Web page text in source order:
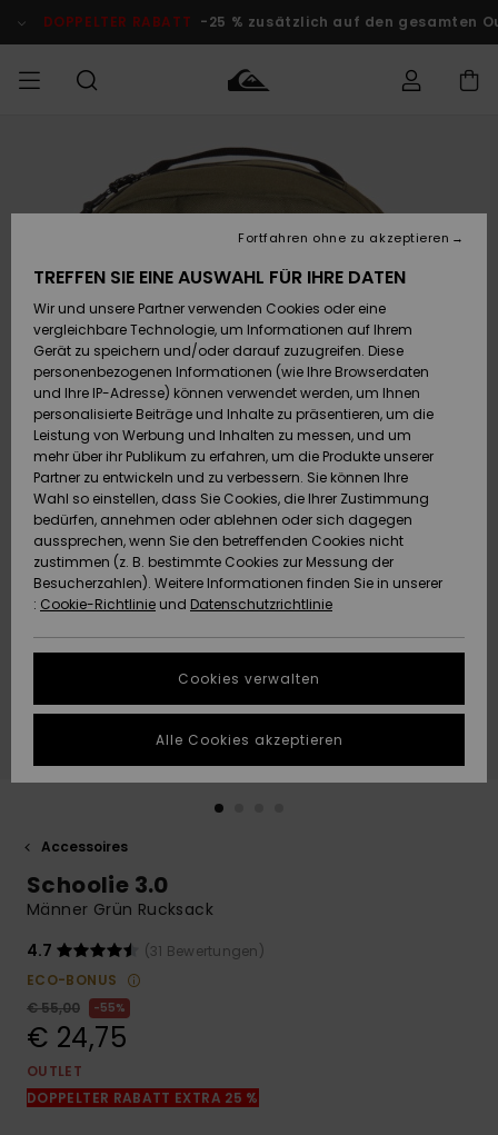
Produktinformation
DOPPELTER RABATT -25 % zusätzlich auf den gesamten
Kleidung
Accessoires
Schuhe&
Flip-Flops
Surf
Snow
Brandneu
Highlights
JUNGEN
Kleidung
Accessoires
Schuhe&
Flip-Flops
Surf
Snow
Brandneu
Highlights
FRAUEN
Shop
Brandneu
Highlights
Snow
SURF
Surf Shop
Kinder
Highlights
Community
SNOW
Snow Shop
Kinder
Snow Shop
Damen
Highlights
Community
DOPPELTER
RABATT
Outlet
KINDER
Outlet
Frauen
HILFE & KONTAKT
Auf meine
Bestellung
Versand
Retouren
Bezahlung
Geschenkkarte
Quiksilver
Freedom
Datenschutz
Starten Sie eine
Unterhaltung,
schnellste
Antwort auf Ihre
Frage zu
erhalten.
Finden Sie
die häufigsten
Fragen sowie
NACHHALTIGKEIT
WUNSCHLISTE
Accessoires
Schoolie 3.0
Männer Grün Rucksack
4.7
(31 Bewertungen)
ECO-BONUS
€ 55,00
55%
€ 24,75
OUTLET
DOPPELTER RABATT EXTRA 25 %
TREFFEN SIE EINE AUSWAHL FÜR IHRE DATEN
Wir und unsere Partner verwenden Cookies oder eine
vergleichbare Technologie, um Informationen auf Ihrem
Gerät zu speichern und/oder darauf zuzugreifen. Diese
personenbezogenen Informationen (wie Ihre Browserdaten
und Ihre IP-Adresse) können verwendet werden, um Ihnen
personalisierte Beiträge und Inhalte zu präsentieren, um die
Leistung von Werbung und Inhalten zu messen, und um
mehr über ihr Publikum zu erfahren, um die Produkte unserer
Partner zu entwickeln und zu verbessern. Sie können Ihre
Wahl so einstellen, dass Sie Cookies, die Ihrer Zustimmung
bedürfen, annehmen oder ablehnen oder sich dagegen
aussprechen, wenn Sie den betreffenden Cookies nicht
zustimmen (z. B. bestimmte Cookies zur Messung der
Besucherzahlen). Weitere Informationen finden Sie in unserer
: Cookie-Richtlinie und Datenschutzrichtlinie
Cookies verwalten
Fortfahren ohne zu akzeptieren
Alle Cookies akzeptieren